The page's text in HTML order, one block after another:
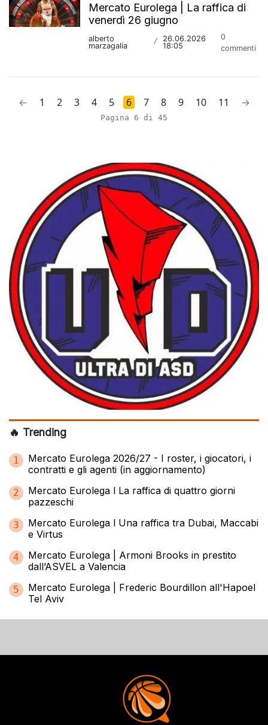
Mercato Eurolega | La raffica di
venerdì 26 giugno
alberto
marzagalia
/
26.06.2026
18:05
0
commenti
← 1 2 3 4 5 6 7 8 9 10 11 →
Pagina 6 di 45
🔥 Trending
1
Mercato Eurolega 2026/27 - I roster, i giocatori, i
contratti e gli agenti (in aggiornamento)
2
Mercato Eurolega l La raffica di quattro giorni
pazzeschi
3
Mercato Eurolega l Una raffica tra Dubai, Maccabi
e Virtus
4
Mercato Eurolega | Armoni Brooks in prestito
dall’ASVEL a Valencia
5
Mercato Eurolega | Frederic Bourdillon all'Hapoel
Tel Aviv